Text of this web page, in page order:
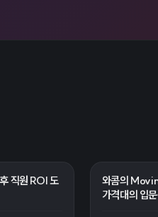
직원 ROI 도
와콤의
가격대의 입